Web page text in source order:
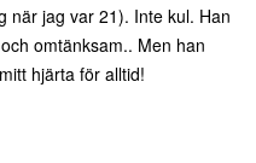
när jag var 21). Inte kul. Han
omtänksam.. Men han
hjärta för alltid!